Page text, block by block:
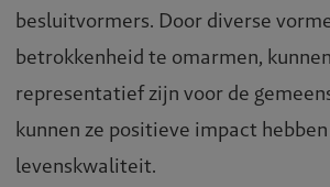
besluitvormers. Door diverse
betrokkenheid te omarmen,
representatief zijn voor de
kunnen ze positieve impact
levenskwaliteit.